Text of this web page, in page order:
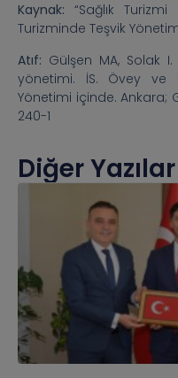
Kaynak: “Sağlık
Turizminde Teşvik
Atıf: Gülşen MA, Solak
yönetimi. İS. Övey ve
Yönetimi içinde. Ankara;
240-1
Diğer Yazılar